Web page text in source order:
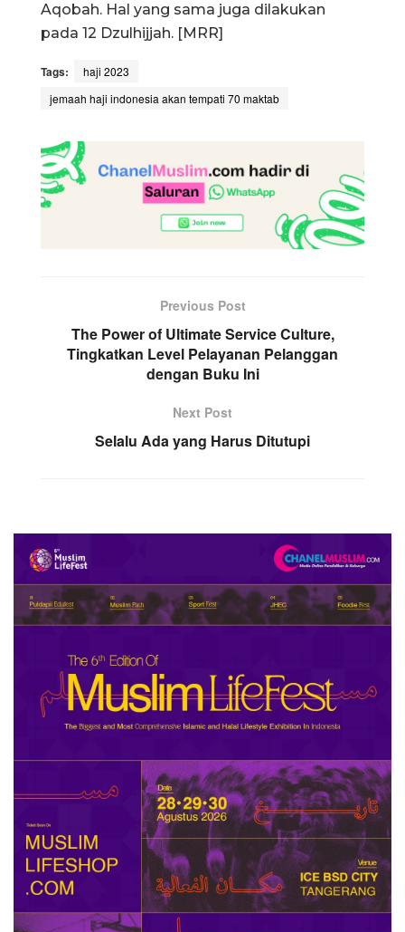
Aqobah. Hal yang sama juga dilakukan
pada 12 Dzulhijjah. [MRR]
Tags:
haji 2023
jemaah haji indonesia akan tempati 70 maktab
Previous Post
The Power of Ultimate Service Culture,
Tingkatkan Level Pelayanan Pelanggan
dengan Buku Ini
Next Post
Selalu Ada yang Harus Ditutupi